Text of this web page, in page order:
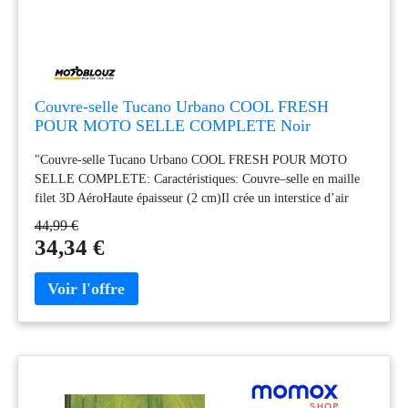
Couvre-selle Tucano Urbano COOL FRESH
POUR MOTO SELLE COMPLETE Noir
"Couvre-selle Tucano Urbano COOL FRESH POUR MOTO
SELLE COMPLETE: Caractéristiques: Couvre–selle en maille
filet 3D AéroHaute épaisseur (2 cm)Il crée un interstice d’air
PolyesterUniverselVendu à l'unitéEmplacement: conducteur et
passagerLe couvre selle ""Cool Fresh"" s'adapte uniquement sur
les selles de moto."
44,99 €
34,34 €